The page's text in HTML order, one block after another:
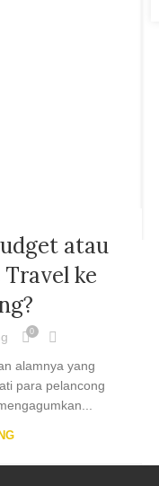
atau
ke
0
alamnya yang
para pelancong